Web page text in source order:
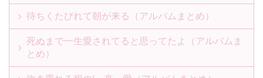
待ちくたびれて朝が来る（アルバムまとめ）
死ぬまで一生愛されてると思ってたよ（アルバムま
とめ）